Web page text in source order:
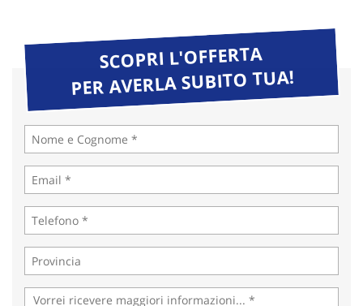
SCOPRI L'OFFERTA
PER AVERLA SUBITO TUA!